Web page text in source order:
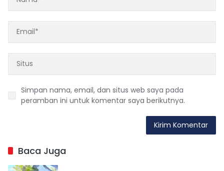
Simpan nama, email, dan situs web saya pada
peramban ini untuk komentar saya berikutnya.
Baca Juga